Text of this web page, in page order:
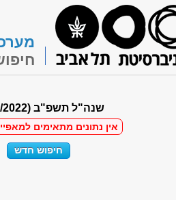
שנה"ל תשפ"ב (2021/2022)
אין נתונים מתאימים
חיפוש חדש